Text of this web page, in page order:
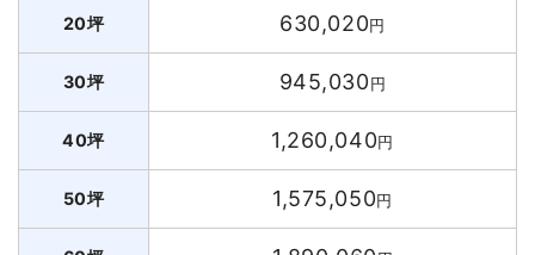
20坪 630,020円
30坪 945,030円
40坪 1,260,040円
50坪 1,575,050円